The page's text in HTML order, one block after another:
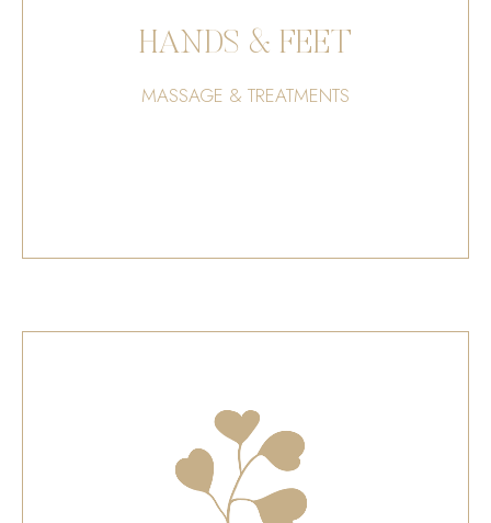
HANDS & FEET
MASSAGE & TREATMENTS